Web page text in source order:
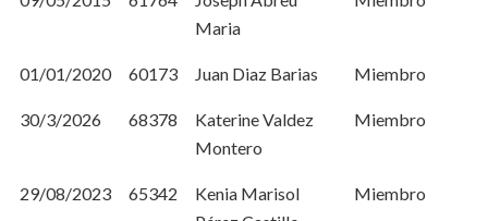
Maria
01/01/2020 60173 Juan Diaz Barias Miembro
30/3/2026 68378
Katerine Valdez
Montero
Miembro
29/08/2023 65342
Kenia Marisol
Miembro